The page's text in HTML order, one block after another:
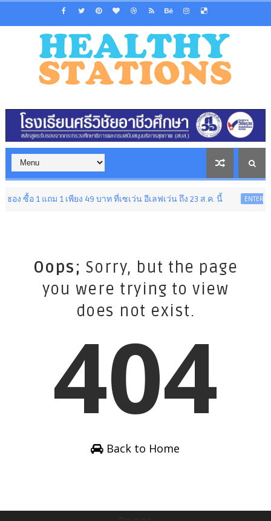
ซื้อ 1 แถม 1 เพียง 49 บาท ที่เซเว่น อีเลฟเว่น ถึง 23 ส.ค. นี้
Oops; Sorry, but the page
you were trying to view
does not exist.
404
Back to Home